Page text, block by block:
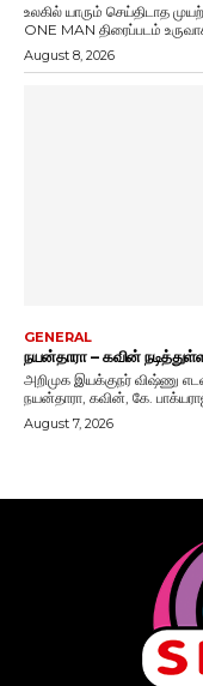
உலகில் யாரும் செய்திடாத
ONE MAN திரைப்படம்
August 8, 2026
GENERAL
நயன்தாரா – கவின்
அறிமுக இயக்குநர் விஷ்ணு
நயன்தாரா, கவின், கே. பாக்யராஜ்,
August 7, 2026